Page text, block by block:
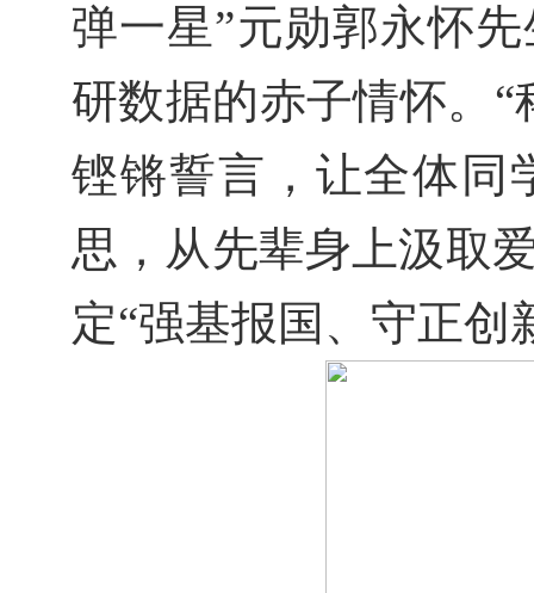
弹一星”元勋郭永怀
研数据的赤子情怀。
铿锵誓言，让全体同
思，从先辈身上汲取
定“强基报国、守正创